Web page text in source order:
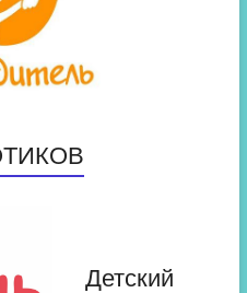
Детский